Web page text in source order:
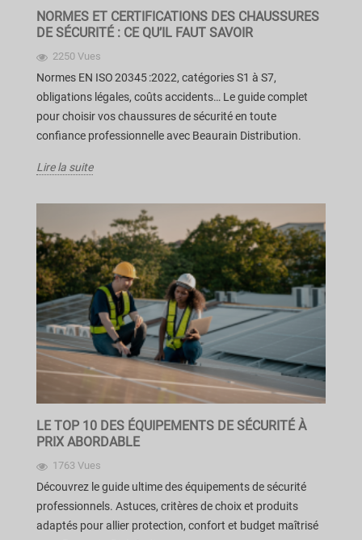
NORMES ET CERTIFICATIONS DES CHAUSSURES
DE SÉCURITÉ : CE QU’IL FAUT SAVOIR
2250 Vues
Normes EN ISO 20345 :2022, catégories S1 à S7,
obligations légales, coûts accidents… Le guide complet
pour choisir vos chaussures de sécurité en toute
confiance professionnelle avec Beaurain Distribution.
Lire la suite
LE TOP 10 DES ÉQUIPEMENTS DE SÉCURITÉ À
PRIX ABORDABLE
1763 Vues
Découvrez le guide ultime des équipements de sécurité
professionnels. Astuces, critères de choix et produits
adaptés pour allier protection, confort et budget maîtrisé